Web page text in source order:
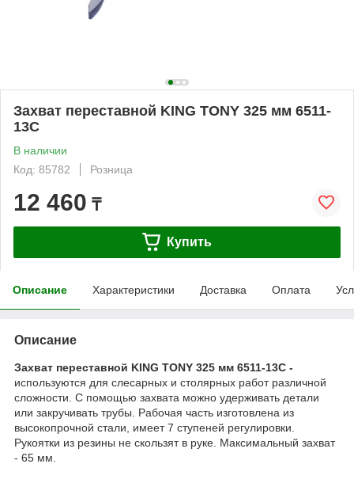
Захват переставной KING TONY 325 мм 6511-
13C
В наличии
Код: 85782
Розница
12 460 ₸
Купить
Описание Характеристики Доставка Оплата
Описание
Захват переставной KING TONY 325 мм 6511-13C -
используются для слесарных и столярных работ различной
сложности. С помощью захвата можно удерживать детали
или закручивать трубы. Рабочая часть изготовлена из
высокопрочной стали, имеет 7 ступеней регулировки.
Рукоятки из резины не скользят в руке. Максимальный захват
- 65 мм.